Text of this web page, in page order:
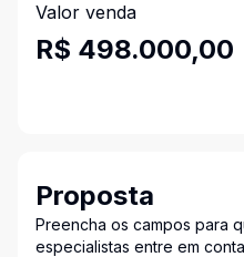
Valor venda
R$ 498.000,00
Proposta
Preencha os campos para
especialistas entre em